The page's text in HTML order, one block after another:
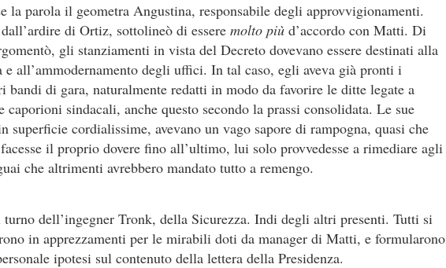
la parola il geometra Angustina, responsabile degli approvvigionamenti.
di Ortiz, sottolineò di essere molto più d’accordo con Matti. Di
gli stanziamenti in vista del Decreto dovevano essere destinati alla
e all’ammodernamento degli uffici. In tal caso, egli aveva già pronti i
bandi di gara, naturalmente redatti in modo da favorire le ditte legate a
caporioni sindacali, anche questo secondo la prassi consolidata. Le sue
superficie cordialissime, avevano un vago sapore di rampogna, quasi che
il proprio dovere fino all’ultimo, lui solo provvedesse a rimediare agli
che altrimenti avrebbero mandato tutto a remengo.
dell’ingegner Tronk, della Sicurezza. Indi degli altri presenti. Tutti si
in apprezzamenti per le mirabili doti da manager di Matti, e formularono
ipotesi sul contenuto della lettera della Presidenza.